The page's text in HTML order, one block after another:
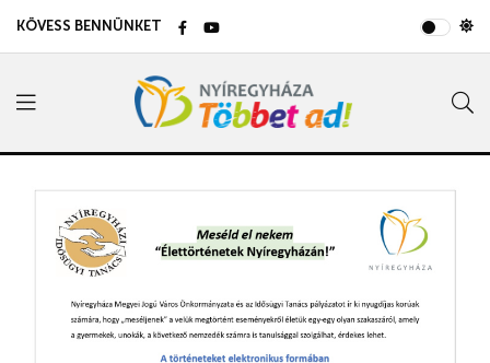
KÖVESS BENNÜNKET